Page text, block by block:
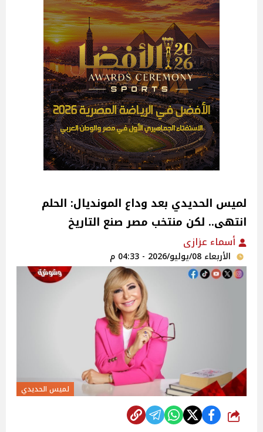
لميس الحديدي بعد وداع المونديال: الحلم
انتهى.. لكن منتخب مصر صنع التاريخ
أسماء عزازى
الأربعاء 08/يوليو/2026 - 04:33 م
لميس الحديدي
شارك